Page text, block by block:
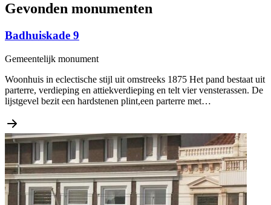
Gevonden monumenten
Badhuiskade 9
Gemeentelijk monument
Woonhuis in eclectische stijl uit omstreeks 1875 Het pand bestaat uit
parterre, verdieping en attiekverdieping en telt vier vensterassen. De
lijstgevel bezit een hardstenen plint,een parterre met…